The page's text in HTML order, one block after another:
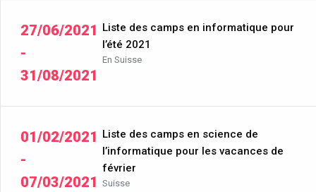
27/06/2021
-
31/08/2021
Liste des camps en informatique pour
l’été 2021
En Suisse
01/02/2021
-
07/03/2021
Liste des camps en science de
l’informatique pour les vacances de
février
Suisse